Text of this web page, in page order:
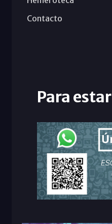
Contacto
Para